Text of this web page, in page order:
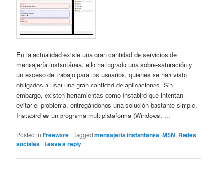
En la actualidad existe una gran cantidad de servicios de
mensajería instantánea, ello ha logrado una sobre-saturación y
un exceso de trabajo para los usuarios, quienes se han visto
obligados a usar una gran cantidad de aplicaciones. Sin
embargo, existen herramientas como Instabird que intentan
evitar el problema, entregándonos una solución bastante simple.
Instabird es un programa multiplataforma (Windows, ...
Posted in Freeware |Tagged mensajeria instantanea,MSN, Redes
sociales | Leave a reply